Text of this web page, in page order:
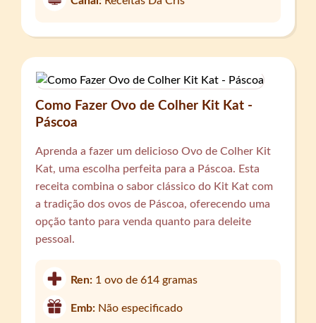
Como Fazer Ovo de Colher Kit Kat -
Páscoa
Aprenda a fazer um delicioso Ovo de Colher Kit
Kat, uma escolha perfeita para a Páscoa. Esta
receita combina o sabor clássico do Kit Kat com
a tradição dos ovos de Páscoa, oferecendo uma
opção tanto para venda quanto para deleite
pessoal.
Ren: 1 ovo de 614 gramas
Emb: Não especificado